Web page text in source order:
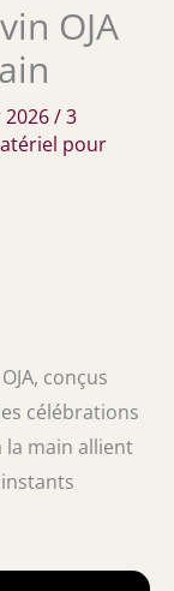
OJA
2026/3
pour
conçus
célébrations
la main allient